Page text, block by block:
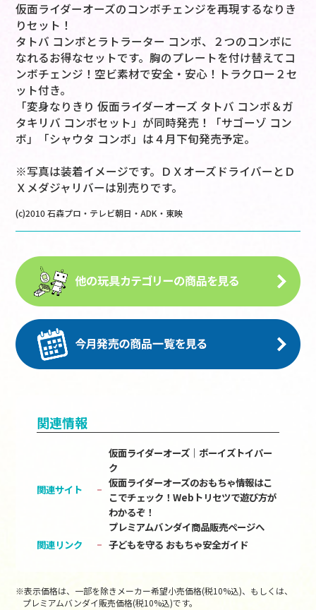
仮面ライダーオーズのコンボチェンジを再現するなりき
りセット！
タトバ コンボとラトラーター コンボ、２つのコンボに
なれるお得なセットです。胸のプレートを付け替えてコ
ンボチェンジ！空ビ素材で安全・安心！トラクロー２セ
ット付き。
「変身なりきり 仮面ライダーオーズ タトバ コンボ＆ガ
タキリバ コンボセット」が同時発売！「サゴーゾ コン
ボ」「シャウタ コンボ」は４月下旬発売予定。
※写真は装着イメージです。ＤＸオーズドライバーとＤ
Ｘメダジャリバーは別売りです。
(c)2010 石森プロ・テレビ朝日・ADK・東映
関連情報
関連サイト
仮面ライダーオーズ｜ボーイズトイパー
ク
仮面ライダーオーズのおもちゃ情報はこ
こでチェック！Webトリセツで遊び方が
わかるぞ！
プレミアムバンダイ商品販売ページへ
関連リンク
子どもを守る おもちゃ安全ガイド
※表示価格は、一部を除きメーカー希望小売価格(税10%込)、もしくは、
プレミアムバンダイ販売価格(税10%込)です。